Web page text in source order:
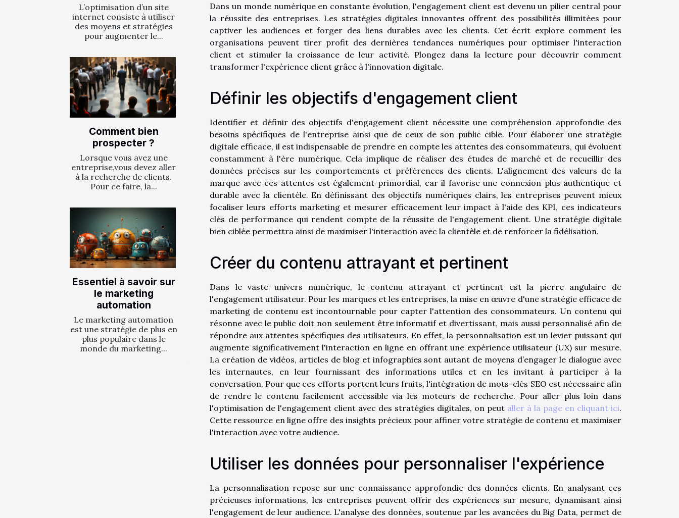
L’optimisation d’un site
internet consiste à utiliser
des moyens et stratégies
pour augmenter le...
Comment bien
prospecter ?
Lorsque vous avez une
entreprise,vous devez aller
à la recherche de clients.
Pour ce faire, la...
Essentiel à savoir sur
le marketing
automation
Le marketing automation
est une stratégie de plus en
plus populaire dans le
monde du marketing...
Dans un monde numérique en constante évolution, l'engagement client est devenu un pilier central pour
la réussite des entreprises. Les stratégies digitales innovantes offrent des possibilités illimitées pour
captiver les audiences et forger des liens durables avec les clients. Cet écrit explore comment les
organisations peuvent tirer profit des dernières tendances numériques pour optimiser l'interaction
client et stimuler la croissance de leur activité. Plongez dans la lecture pour découvrir comment
transformer l'expérience client grâce à l'innovation digitale.
Définir les objectifs d'engagement client
Identifier et définir des objectifs d'engagement client nécessite une compréhension approfondie des
besoins spécifiques de l'entreprise ainsi que de ceux de son public cible. Pour élaborer une stratégie
digitale efficace, il est indispensable de prendre en compte les attentes des consommateurs, qui évoluent
constamment à l'ère numérique. Cela implique de réaliser des études de marché et de recueillir des
données précises sur les comportements et préférences des clients. L'alignement des valeurs de la
marque avec ces attentes est également primordial, car il favorise une connexion plus authentique et
durable avec la clientèle. En définissant des objectifs numériques clairs, les entreprises peuvent mieux
focaliser leurs efforts marketing et mesurer efficacement leur impact à l'aide des KPI, ces indicateurs
clés de performance qui rendent compte de la réussite de l'engagement client. Une stratégie digitale
bien ciblée permettra ainsi de maximiser l'interaction avec la clientèle et de renforcer la fidélisation.
Créer du contenu attrayant et pertinent
Dans le vaste univers numérique, le contenu attrayant et pertinent est la pierre angulaire de
l'engagement utilisateur. Pour les marques et les entreprises, la mise en œuvre d'une stratégie efficace de
marketing de contenu est incontournable pour capter l'attention des consommateurs. Un contenu qui
résonne avec le public doit non seulement être informatif et divertissant, mais aussi personnalisé afin de
répondre aux attentes spécifiques des utilisateurs. En effet, la personnalisation est un levier puissant qui
augmente significativement l'interaction en ligne en offrant une expérience utilisateur (UX) sur mesure.
La création de vidéos, articles de blog et infographies sont autant de moyens d’engager le dialogue avec
les internautes, en leur fournissant des informations utiles et en les invitant à participer à la
conversation. Pour que ces efforts portent leurs fruits, l'intégration de mots-clés SEO est nécessaire afin
de rendre le contenu facilement accessible via les moteurs de recherche. Pour aller plus loin dans
l'optimisation de l'engagement client avec des stratégies digitales, on peut aller à la page en cliquant ici.
Cette ressource en ligne offre des insights précieux pour affiner votre stratégie de contenu et maximiser
l'interaction avec votre audience.
Utiliser les données pour personnaliser l'expérience
La personnalisation repose sur une connaissance approfondie des données clients. En analysant ces
précieuses informations, les entreprises peuvent offrir des expériences sur mesure, dynamisant ainsi
l'engagement de leur audience. L'analyse des données, soutenue par les avancées du Big Data, permet de